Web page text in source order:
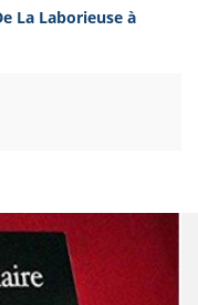
La Laborieuse à